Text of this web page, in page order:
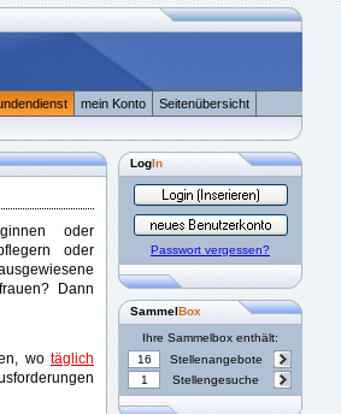
mein Konto
Seitenübersicht
oder
oder
Dann
wo täglich
LogIn
Passwort vergessen?
SammelBox
Ihre Sammelbox enthält:
16
Stellenangebote
1
Stellengesuche